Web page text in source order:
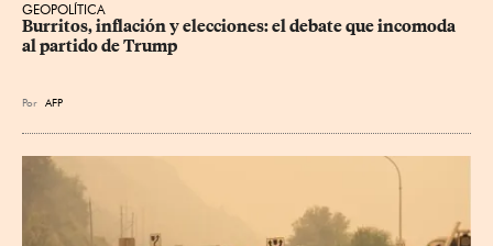
GEOPOLÍTICA
Burritos, inflación y elecciones: el debate que incomoda
al partido de Trump
Por AFP